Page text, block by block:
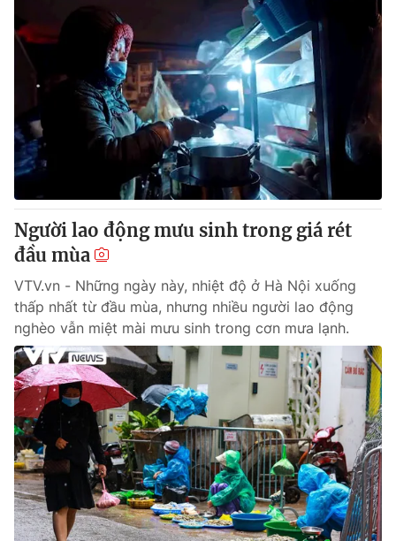
THỜI BÁO VTV
Theo dõi báo trên
Cơ quan chủ quản:
Đài Truyền hình Việt Nam
Cơ quan báo chí:Thời báo VTV
Giấy phép hoạt động báo in và báo điện tử số 483/GP-BTTTT
cấp ngày 29/12/2023
Tổng Biên tập:Vũ Thanh Thủy
Phó Tổng Biên tập:Nguyễn Thị Mỹ Hạnh, Phạm Quốc Thắng,
Nguyễn Trọng Ninh
Tổng đài VTV:024.38 355 931 - 024.38 355 932
Ðiện thoại Thời báo VTV:024.66 897 897
Email:toasoan@vtv.vn
Liên hệ quảng cáo:024-7300.7108
Người lao động mưu sinh trong giá rét
đầu mùa
VTV.vn - Những ngày này, nhiệt độ ở Hà Nội xuống
thấp nhất từ đầu mùa, nhưng nhiều người lao động
nghèo vẫn miệt mài mưu sinh trong cơn mưa lạnh.